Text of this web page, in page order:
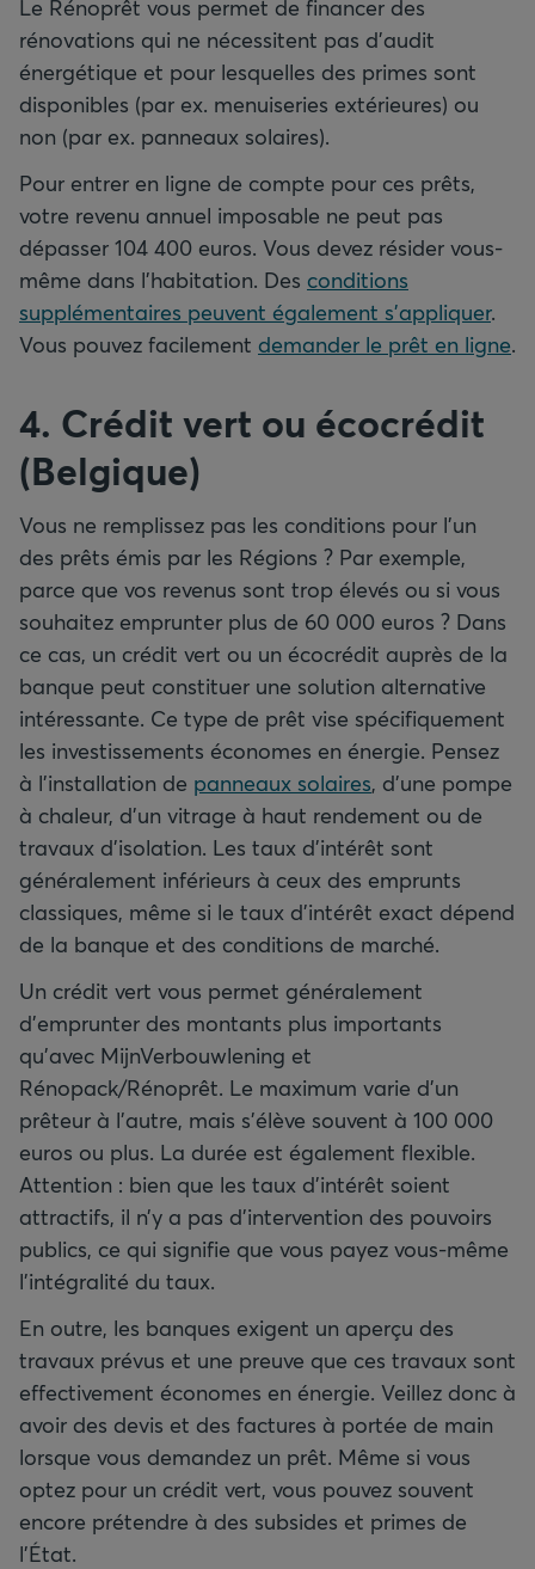
Le Rénoprêt vous permet de financer des
rénovations qui ne nécessitent pas d’audit
énergétique et pour lesquelles des primes sont
disponibles (par ex. menuiseries extérieures) ou
non (par ex. panneaux solaires).
Pour entrer en ligne de compte pour ces prêts,
votre revenu annuel imposable ne peut pas
dépasser 104 400 euros. Vous devez résider vous-
même dans l’habitation. Des conditions
supplémentaires peuvent également s’appliquer.
Vous pouvez facilement demander le prêt en ligne.
4. Crédit vert ou écocrédit
(Belgique)
Vous ne remplissez pas les conditions pour l’un
des prêts émis par les Régions ? Par exemple,
parce que vos revenus sont trop élevés ou si vous
souhaitez emprunter plus de 60 000 euros ? Dans
ce cas, un crédit vert ou un écocrédit auprès de la
banque peut constituer une solution alternative
intéressante. Ce type de prêt vise spécifiquement
les investissements économes en énergie. Pensez
à l’installation de panneaux solaires, d’une pompe
à chaleur, d’un vitrage à haut rendement ou de
travaux d’isolation. Les taux d’intérêt sont
généralement inférieurs à ceux des emprunts
classiques, même si le taux d’intérêt exact dépend
de la banque et des conditions de marché.
Un crédit vert vous permet généralement
d’emprunter des montants plus importants
qu’avec MijnVerbouwlening et
Rénopack/Rénoprêt. Le maximum varie d’un
prêteur à l’autre, mais s’élève souvent à 100 000
euros ou plus. La durée est également flexible.
Attention : bien que les taux d’intérêt soient
attractifs, il n’y a pas d’intervention des pouvoirs
publics, ce qui signifie que vous payez vous-même
l’intégralité du taux.
En outre, les banques exigent un aperçu des
travaux prévus et une preuve que ces travaux sont
effectivement économes en énergie. Veillez donc à
avoir des devis et des factures à portée de main
lorsque vous demandez un prêt. Même si vous
optez pour un crédit vert, vous pouvez souvent
encore prétendre à des subsides et primes de
l’État.